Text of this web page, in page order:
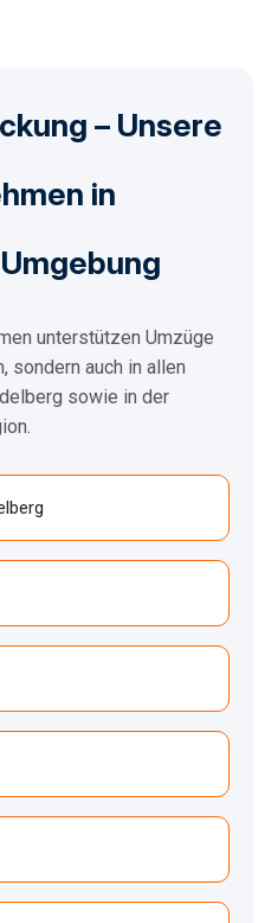
– Unsere
in
unterstützen Umzüge
sondern auch in allen
sowie in der